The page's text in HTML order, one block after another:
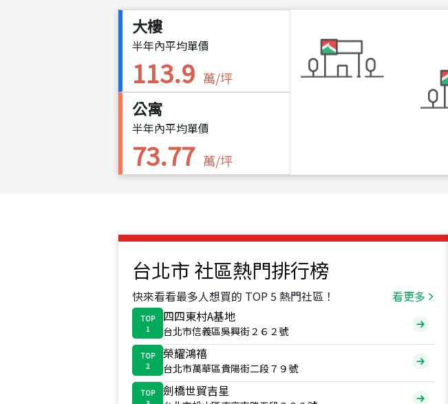
大樓
半年內平均單價
113.9 萬/坪
公寓
半年內平均單價
73.77 萬/坪
台北市 社區熱門排行榜
快來看看最多人想買的 TOP 5 熱門社區！ 看更多
TOP
1
四四東村A基地
台北市信義區吳興街２６２號
TOP
2
榮耀鴻禧
台北市萬華區貴陽街二段７９號
TOP
劍橋世貿吉星